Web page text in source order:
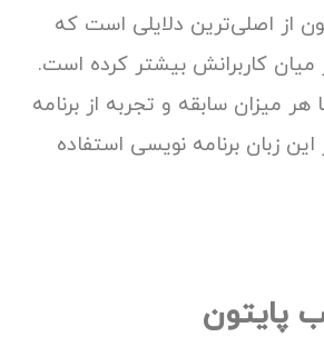
از اصلی‌ترین دلایلی است که
میان کاربرانش بیشتر کرده است.
هر میزان سابقه و تجربه از برنامه
زبان برنامه نویسی استفاده
پایتون